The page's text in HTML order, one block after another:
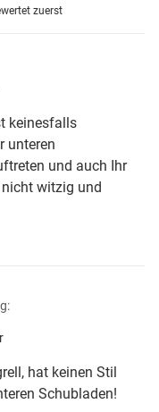
zuerst
keinesfalls
unteren
und auch Ihr
witzig und
hat keinen Stil
Schubladen!